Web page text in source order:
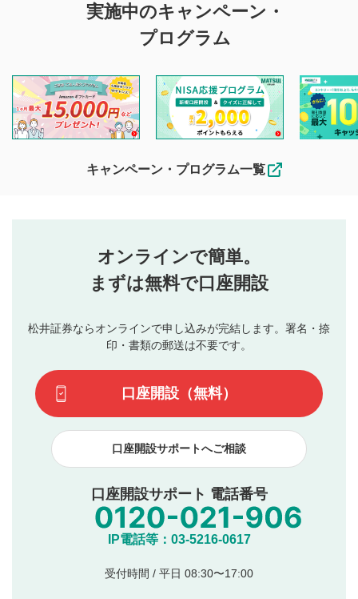
投稿するボタン
星で評価をすると投稿できます。（お名前とコメント
3
動画の評価
です）
投稿に関する注意
を目的として、各動画コンテンツに、評価およびコメントの
投稿ができます。利用者は以下の注意事項をご理解のうえ、
閲覧および投稿を行うものとしてください。
他の利用者が動画を視聴される際の参考になるコメントをお
待ちしております。
なお、投稿をもって、本注意事項に同意されたものとみなし
行ってください。
当社は、利用者同士、もしくは利用者と第三者間のトラ
ブルによって生じた損害に対して一切の責任を負いませ
評価およびコメントは当社にて審査のうえ、掲載となり
ます。掲載されるまでに日数がかかる場合や掲載されない
てはお答えできません。各動画コンテンツへの掲載をもっ
て結果のご連絡といたします。ご了承ください。
下記の項目に該当すると判断された投稿内容は、掲載を
見合わせる場合がございます。
本動画コンテンツとは無関係の内容の投稿
他者への誹謗中傷や差別的表現投稿
公序良俗に反する内容の投稿
氏名、住所、電話番号など個人を特定できる情報の
他のサイトへの誘導や営利目的、広告・宣伝を目
他者の権利（商標、著作権、その他の知的財産
実施中のキャンペーン・
プログラム
キャンペーン・プログラム一覧
オンラインで簡単。
まずは無料で口座開設
松井証券ならオンラインで申し込みが完結します。署名・捺
印・書類の郵送は不要です。
口座開設（無料）
口座開設サポートへご相談
口座開設サポート 電話番号
IP電話等：03-5216-0617
受付時間 / 平日 08:30〜17:00